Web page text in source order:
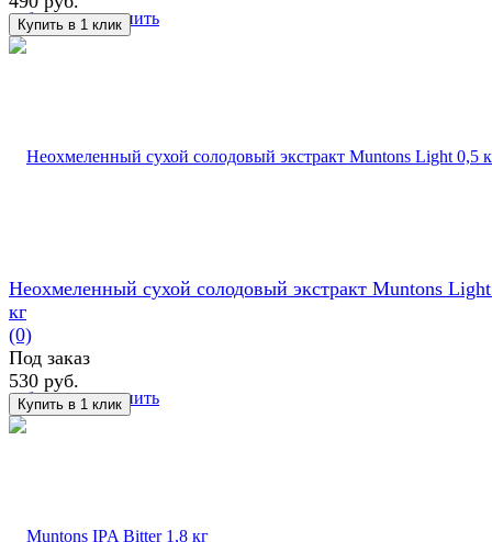
избранное сравнить
избранное сравнить
Неохмеленный сухой солодовый экстракт Muntons
кг
(0)
Под заказ
530 руб.